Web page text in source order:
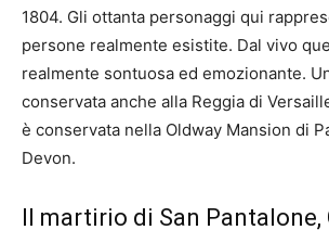
1804. Gli ottanta personaggi qui
persone realmente esistite. Dal vivo
realmente sontuosa ed emozionante.
conservata anche alla Reggia di
è conservata nella Oldway Mansion di
Devon.
Il martirio di San Pantalone,